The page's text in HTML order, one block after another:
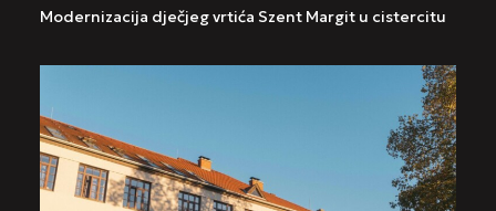
Modernizacija dječjeg vrtića Szent Margit u cistercitu